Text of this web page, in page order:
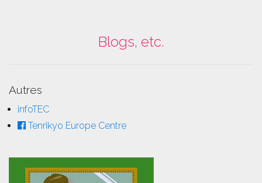
Blogs, etc.
Autres
infoTEC
Tenrikyo Europe Centre